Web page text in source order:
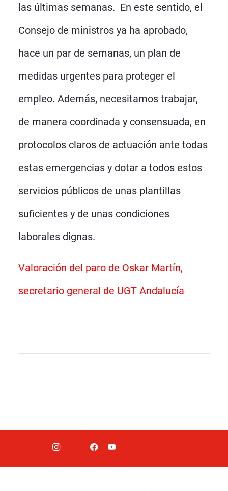
las últimas semanas. En este sentido, el
Consejo de ministros ya ha aprobado,
hace un par de semanas, un plan de
medidas urgentes para proteger el
empleo. Además, necesitamos trabajar,
de manera coordinada y consensuada, en
protocolos claros de actuación ante todas
estas emergencias y dotar a todos estos
servicios públicos de unas plantillas
suficientes y de unas condiciones
laborales dignas.
Valoración del paro de Oskar Martín,
secretario general de UGT Andalucía